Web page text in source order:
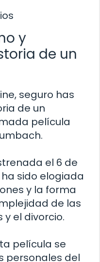
y
de un
seguro has
de un
película
el 6 de
sido elogiada
y la forma
de las
el divorcio.
película se
personales del